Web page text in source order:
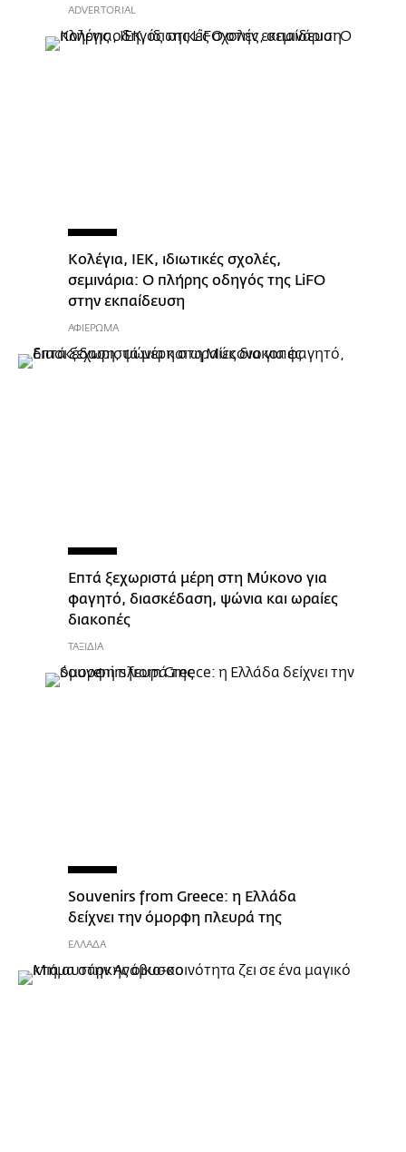
ADVERTORIAL
Κολέγια, ΙΕΚ, ιδιωτικές σχολές,
σεμινάρια: Ο πλήρης οδηγός της LiFO
στην εκπαίδευση
ΑΦΙΕΡΩΜΑ
Eπτά ξεχωριστά μέρη στη Μύκονο για
φαγητό, διασκέδαση, ψώνια και ωραίες
διακοπές
ΤΑΞΙΔΙΑ
Souvenirs from Greece: η Ελλάδα
δείχνει την όμορφη πλευρά της
ΕΛΛΑΔΑ